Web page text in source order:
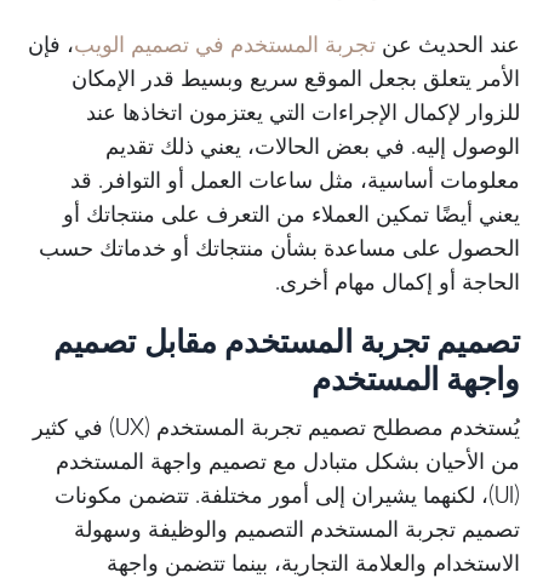
عند الحديث عنتجربة المستخدم في تصميم الويب، فإن
الأمر يتعلق بجعل الموقع سريع وبسيط قدر الإمكان
للزوار لإكمال الإجراءات التي يعتزمون اتخاذها عند
الوصول إليه. في بعض الحالات، يعني ذلك تقديم
معلومات أساسية، مثل ساعات العمل أو التوافر. قد
يعني أيضًا تمكين العملاء من التعرف على منتجاتك أو
الحصول على مساعدة بشأن منتجاتك أو خدماتك حسب
الحاجة أو إكمال مهام أخرى.
تصميم تجربة المستخدم مقابل تصميم
واجهة المستخدم
يُستخدم مصطلح تصميم تجربة المستخدم (UX) في كثير
من الأحيان بشكل متبادل مع تصميم واجهة المستخدم
(UI)، لكنهما يشيران إلى أمور مختلفة. تتضمن مكونات
تصميم تجربة المستخدم التصميم والوظيفة وسهولة
الاستخدام والعلامة التجارية، بينما تتضمن واجهة